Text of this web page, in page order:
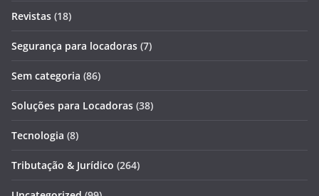
Revistas (18)
Segurança para locadoras (7)
Sem categoria (86)
Soluções para Locadoras (38)
Tecnologia (8)
Tributação & Jurídico (264)